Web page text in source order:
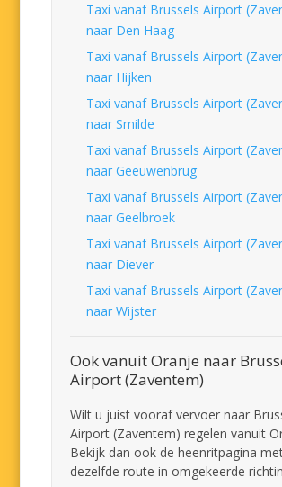
Taxi vanaf Brussels Airport
naar Den Haag
Taxi vanaf Brussels Airport
naar Hijken
Taxi vanaf Brussels Airport
naar Smilde
Taxi vanaf Brussels Airport
naar Geeuwenbrug
Taxi vanaf Brussels Airport
naar Geelbroek
Taxi vanaf Brussels Airport
naar Diever
Taxi vanaf Brussels Airport
naar Wijster
Ook vanuit Oranje naar
Airport (Zaventem)
Wilt u juist vooraf vervoer naar
Airport (Zaventem) regelen vanuit
Bekijk dan ook de heenritpagina
dezelfde route in omgekeerde